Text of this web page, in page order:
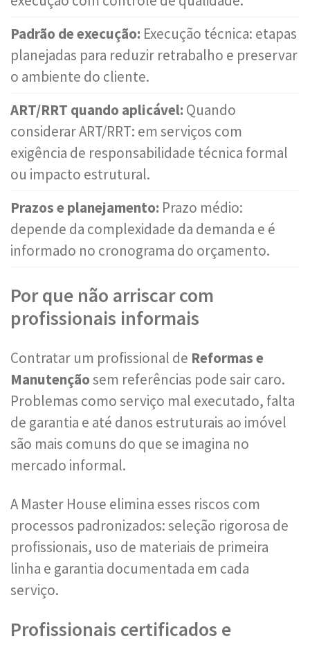
Padrão de execução: Execução técnica: etapas
planejadas para reduzir retrabalho e preservar
o ambiente do cliente.
ART/RRT quando aplicável: Quando
considerar ART/RRT: em serviços com
exigência de responsabilidade técnica formal
ou impacto estrutural.
Prazos e planejamento: Prazo médio:
depende da complexidade da demanda e é
informado no cronograma do orçamento.
Por que não arriscar com
profissionais informais
Contratar um profissional de Reformas e
Manutençãosem referências pode sair caro.
Problemas como serviço mal executado, falta
de garantia e até danos estruturais ao imóvel
são mais comuns do que se imagina no
mercado informal.
A Master House elimina esses riscos com
processos padronizados: seleção rigorosa de
profissionais, uso de materiais de primeira
linha e garantia documentada em cada
serviço.
Profissionais certificados e